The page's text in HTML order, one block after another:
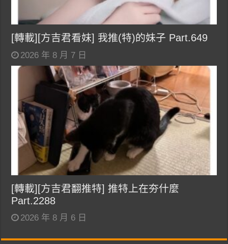
[轉載][方吉君看妹] 我推(特)的妹子 Part.649
2026 年 8 月 7 日
[轉載][方吉君翻推特] 推特上在夯什麼
Part.2288
2026 年 8 月 6 日